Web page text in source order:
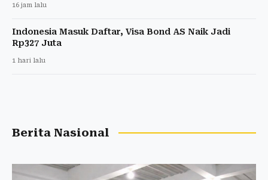
16 jam lalu
Indonesia Masuk Daftar, Visa Bond AS Naik Jadi
Rp327 Juta
1 hari lalu
Berita Nasional